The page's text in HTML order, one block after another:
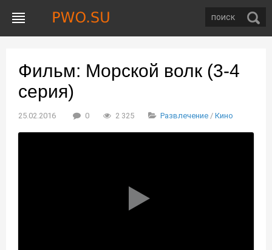
Фильм: Морской волк (3-4
серия)
25.02.2016 0 2 325 Развлечение / Кино